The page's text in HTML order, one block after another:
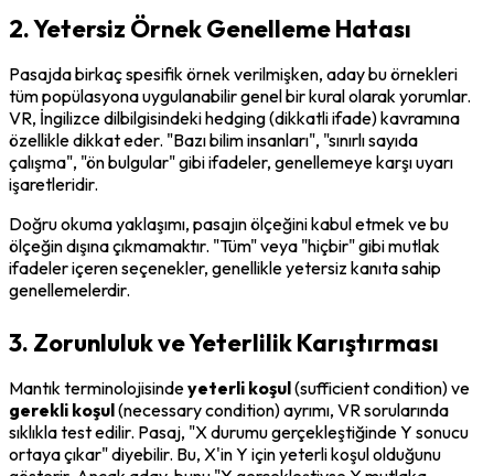
2. Yetersiz Örnek Genelleme Hatası
Pasajda birkaç spesifik örnek verilmişken, aday bu örnekleri
tüm popülasyona uygulanabilir genel bir kural olarak yorumlar.
VR, İngilizce dilbilgisindeki hedging (dikkatli ifade) kavramına
özellikle dikkat eder. "Bazı bilim insanları", "sınırlı sayıda
çalışma", "ön bulgular" gibi ifadeler, genellemeye karşı uyarı
işaretleridir.
Doğru okuma yaklaşımı, pasajın ölçeğini kabul etmek ve bu
ölçeğin dışına çıkmamaktır. "Tüm" veya "hiçbir" gibi mutlak
ifadeler içeren seçenekler, genellikle yetersiz kanıta sahip
genellemelerdir.
3. Zorunluluk ve Yeterlilik Karıştırması
Mantık terminolojisinde yeterli koşul
gerekli koşul (necessary condition) ayrımı, VR sorularında
sıklıkla test edilir. Pasaj, "X durumu gerçekleştiğinde Y sonucu
ortaya çıkar" diyebilir. Bu, X'in Y için yeterli koşul olduğunu